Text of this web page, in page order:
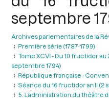
septembre
Archives parlementaires de la
Première série (1787-1799)
Tome XCVI - Du 10 fructidor
septembre 1794)
République française -
Séance du 16 fructidor an II (2
5. L’administration du théâtre